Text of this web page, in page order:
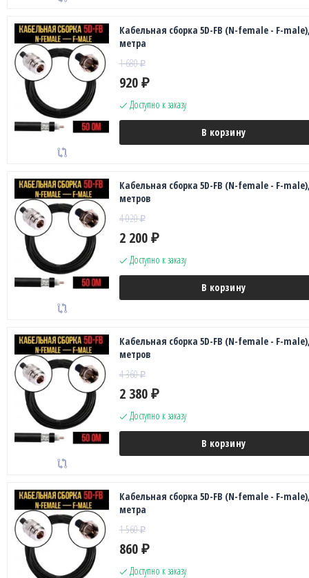
Кабельная сборка 5D-FB (N-female - F-
метра
1 680₽
920 ₽
Доступно к заказу
В корзину
Кабельная сборка 5D-FB (N-female - F-
метров
4 020₽
2 200 ₽
Доступно к заказу
В корзину
Кабельная сборка 5D-FB (N-female - F-
метров
4 360₽
2 380 ₽
Доступно к заказу
В корзину
Кабельная сборка 5D-FB (N-female - F-
метра
1 560₽
860 ₽
Доступно к заказу